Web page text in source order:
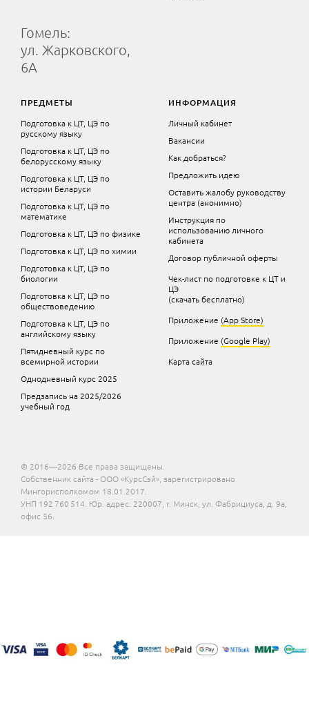
Гомель:
ул. Жарковского,
6А
ПРЕДМЕТЫ
Подготовка к ЦТ, ЦЭ по
русскому языку
Подготовка к ЦТ, ЦЭ по
белорусскому языку
Подготовка к ЦТ, ЦЭ по
истории Беларуси
Подготовка к ЦТ, ЦЭ по
математике
Подготовка к ЦТ, ЦЭ по физике
Подготовка к ЦТ, ЦЭ по химии
Подготовка к ЦТ, ЦЭ по
биологии
Подготовка к ЦТ, ЦЭ по
обществоведению
Подготовка к ЦТ, ЦЭ по
английскому языку
Пятидневный курс по
всемирной истории
Однодневный курс 2025
Предзапись на 2025/2026
учебный год
ИНФОРМАЦИЯ
Личный кабинет
Вакансии
Как добраться?
Предложить идею
Оставить жалобу руководству
центра (анонимно)
Инструкция по
использованию личного
кабинета
Договор публичной оферты
Чек-лист по подготовке к ЦТ и
ЦЭ
(скачать бесплатно)
Приложение (App Store)
Приложение (Google Play)
Карта сайта
© 2016—2026 Все права защищены.
Собственник сайта - ООО «КурсСэй», зарегистрировано
Мингорисполкомом 18.01.2017.
УНП 192 760 514. Юр. адрес: 220007, г. Минск, ул. Фабрициуса, д. 9а,
офис 56.